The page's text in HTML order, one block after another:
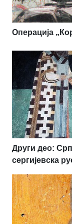
Операција
Други део:
сергијевска